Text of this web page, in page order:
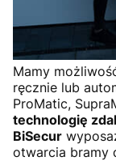
Mamy
ręcznie lub
ProMatic,
technologię
BiSecur
otwarcia bramy